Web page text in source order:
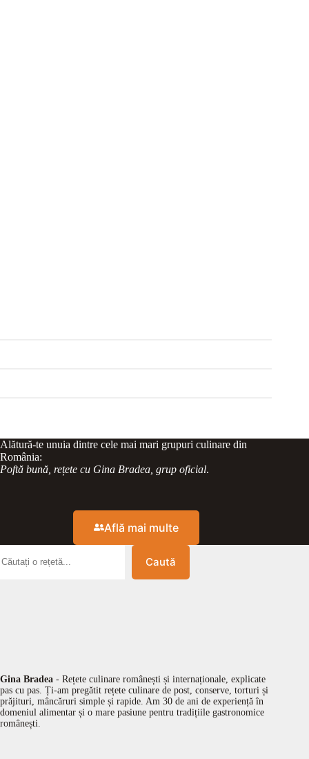
Alătură-te unuia dintre cele mai mari grupuri culinare din
România:
Poftă bună, rețete cu Gina Bradea, grup oficial.
Află mai multe
Caută
Gina Bradea - Rețete culinare românești și internaționale, explicate
pas cu pas. Ți-am pregătit rețete culinare de post, conserve, torturi și
prăjituri, mâncăruri simple și rapide. Am 30 de ani de experiență în
domeniul alimentar și o mare pasiune pentru tradițiile gastronomice
românești.